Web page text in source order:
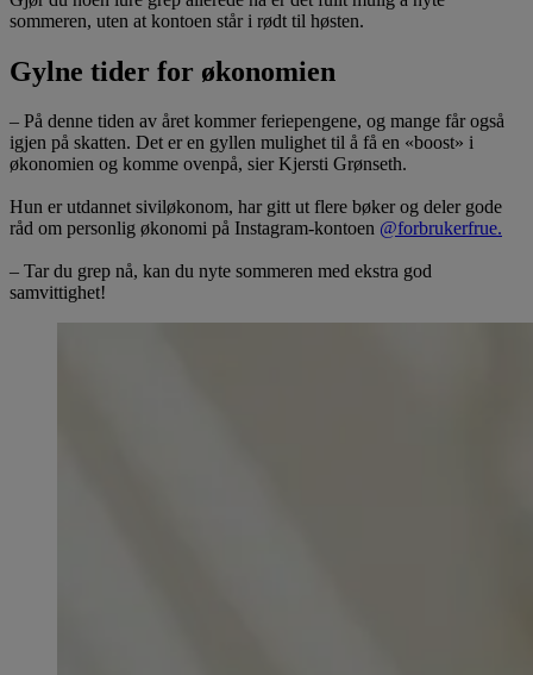
sommeren, uten at kontoen står i rødt til høsten.
Gylne tider for økonomien
– På denne tiden av året kommer feriepengene, og mange får også
igjen på skatten. Det er en gyllen mulighet til å få en «boost» i
økonomien og komme ovenpå, sier Kjersti Grønseth.
Hun er utdannet siviløkonom, har gitt ut flere bøker og deler gode
råd om personlig økonomi på Instagram-kontoen @forbrukerfrue.
– Tar du grep nå, kan du nyte sommeren med ekstra god
samvittighet!